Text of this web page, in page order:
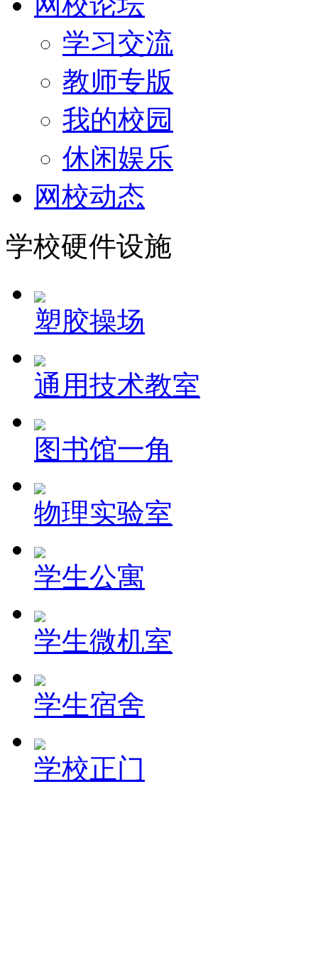
学习交流
教师专版
我的校园
休闲娱乐
网校动态
学校硬件设施
塑胶操场
通用技术教室
图书馆一角
物理实验室
学生公寓
学生微机室
学生宿舍
学校正门